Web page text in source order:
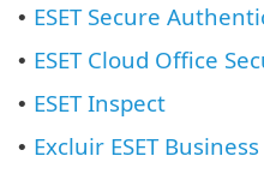
• ESET Secure
• ESET Cloud Office
• ESET Inspect
• Excluir ESET